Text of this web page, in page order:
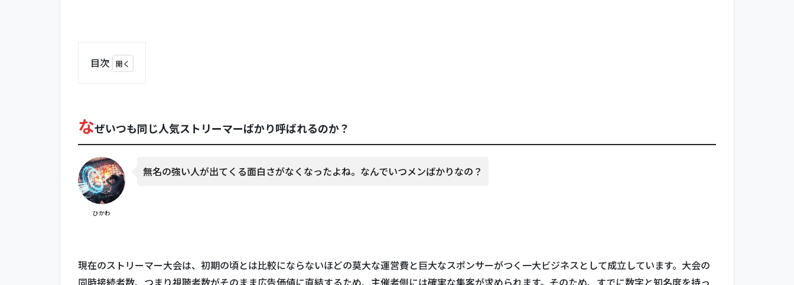
目次
じ人
気ス
トリ
ーマ
ーば
かり
呼ば
れる
2
参加
なぜいつも同じ人気ストリーマーばかり呼ばれるのか？
ひかわ
無名の強い人が出てくる面白さがなくなったよね。なんでいつメンばかりなの？
現在のストリーマー大会は、初期の頃とは比較にならないほどの莫大な運営費と巨大なスポンサーがつく一大ビジネスとして成立しています。大会の
同時接続者数、つまり視聴者数がそのまま広告価値に直結するため、主催者側には確実な集客が求められます。そのため、すでに数字と知名度を持っ